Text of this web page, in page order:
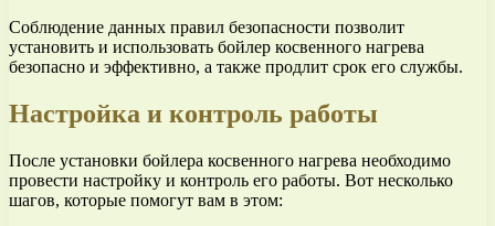
Соблюдение данных правил безопасности позволит
установить и использовать бойлер косвенного нагрева
безопасно и эффективно, а также продлит срок его службы.
Настройка и контроль работы
После установки бойлера косвенного нагрева необходимо
провести настройку и контроль его работы. Вот несколько
шагов, которые помогут вам в этом: